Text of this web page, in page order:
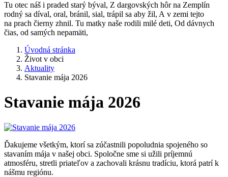
Tu otec náš i praded starý býval, Z dargovských hôr na Zemplín
rodný sa díval, oral, bránil, sial, trápil sa aby žil, A v zemi tejto
na prach čierny zhnil. Tu matky naše rodili milé deti, Od dávnych
čias, od samých nepamäti,
Úvodná stránka
Život v obci
Aktuality
Stavanie mája 2026
Stavanie mája 2026
Ďakujeme všetkým, ktorí sa zúčastnili popoludnia spojeného so
stavaním mája v našej obci. Spoločne sme si užili príjemnú
atmosféru, stretli priateľov a zachovali krásnu tradíciu, ktorá patrí k
nášmu regiónu.